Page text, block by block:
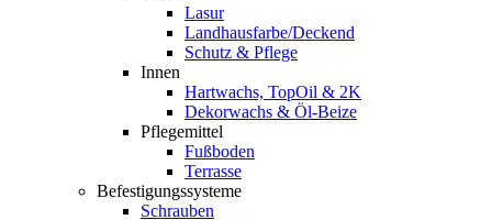
Lasur
Landhausfarbe/Deckend
Schutz & Pflege
Innen
Hartwachs, TopOil & 2K
Dekorwachs & Öl-Beize
Pflegemittel
Fußboden
Terrasse
Befestigungssysteme
Schrauben